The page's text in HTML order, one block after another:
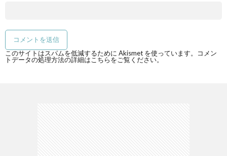
このサイトはスパムを低減するために Akismet を使っています。
コメン
トデータの処理方法の詳細はこちらをご覧ください。